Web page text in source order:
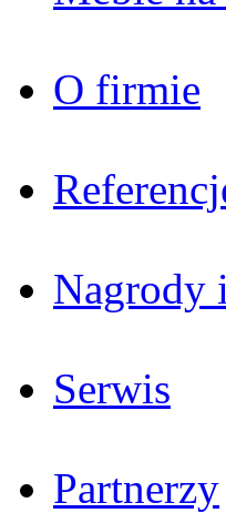
O firmie
Nagrody
Serwis
Partnerzy